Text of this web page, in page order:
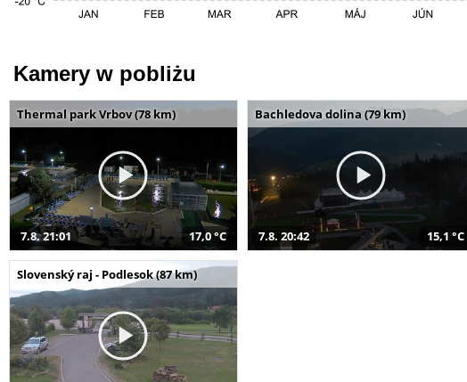
Kamery w pobliżu
Thermal park Vrbov (78 km)
7.8. 21:01 17,0 °C
Bachledova dolina (79 km)
7.8. 20:42 15,1 °C
Slovenský raj - Podlesok (87 km)